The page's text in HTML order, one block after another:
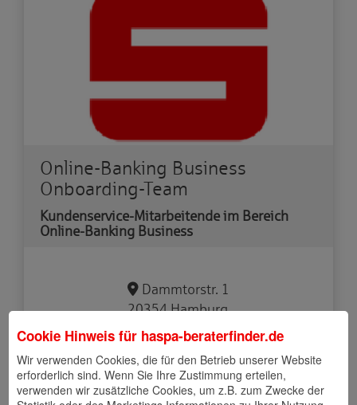
Online-Banking Business
Onboarding-Team
Kundenservice-Mitarbeitende im Bereich
Online-Banking Business
Dammtorstr. 1
20354 Hamburg
Cookie Hinweis für haspa-beraterfinder.de
Wir verwenden Cookies, die für den Betrieb unserer Website
erforderlich sind. Wenn Sie Ihre Zustimmung erteilen,
verwenden wir zusätzliche Cookies, um z.B. zum Zwecke der